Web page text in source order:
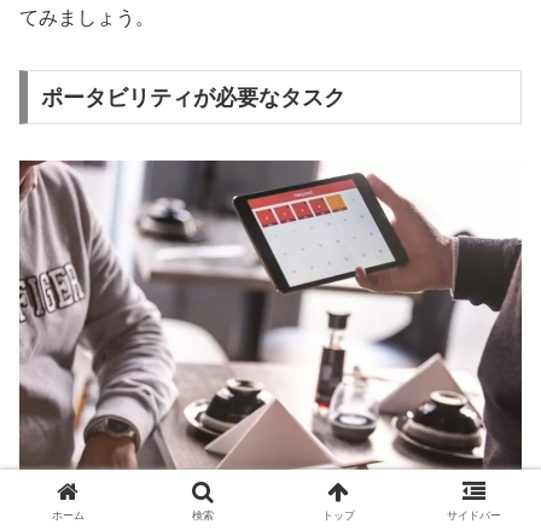
てみましょう。
ポータビリティが必要なタスク
ホーム 検索 トップ サイドバー